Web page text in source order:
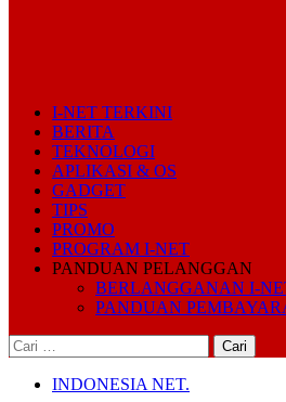
I-NET TERKINI
BERITA
TEKNOLOGI
APLIKASI & OS
GADGET
TIPS
PROMO
PROGRAM I-NET
PANDUAN PELANGGAN
BERLANGGANAN I-
PANDUAN
Cari
untuk:
INDONESIA NET.